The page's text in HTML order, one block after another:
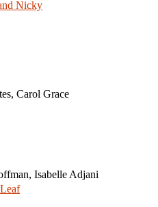
Carol Grace
Isabelle Adjani